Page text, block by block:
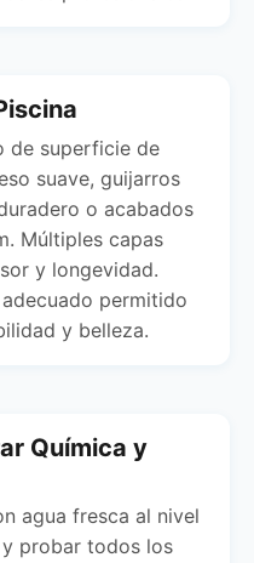
de superficie de
suave, guijarros
o acabados
Múltiples capas
y longevidad.
permitido
y belleza.
Química y
agua fresca al nivel
probar todos los